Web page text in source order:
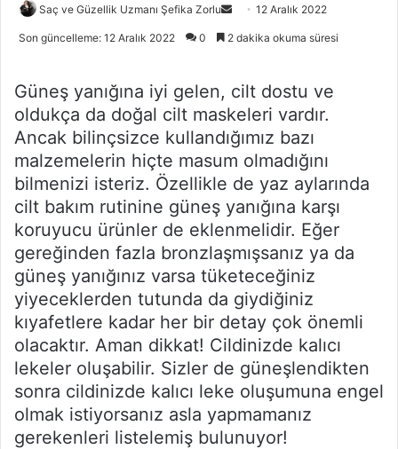
Saç ve Güzellik Uzmanı Şefika Zorlu
Bir
12 Aralık 2022
Son güncelleme: 12 Aralık 2022 0 2 dakika okuma süresi
Güneş yanığına iyi gelen, cilt dostu ve
oldukça da doğal cilt maskeleri vardır.
Ancak bilinçsizce kullandığımız bazı
malzemelerin hiçte masum olmadığını
bilmenizi isteriz. Özellikle de yaz aylarında
cilt bakım rutinine güneş yanığına karşı
koruyucu ürünler de eklenmelidir. Eğer
gereğinden fazla bronzlaşmışsanız ya da
güneş yanığınız varsa tüketeceğiniz
yiyeceklerden tutunda da giydiğiniz
kıyafetlere kadar her bir detay çok önemli
olacaktır. Aman dikkat! Cildinizde kalıcı
lekeler oluşabilir. Sizler de güneşlendikten
sonra cildinizde kalıcı leke oluşumuna engel
olmak istiyorsanız asla yapmamanız
gerekenleri listelemiş bulunuyor!